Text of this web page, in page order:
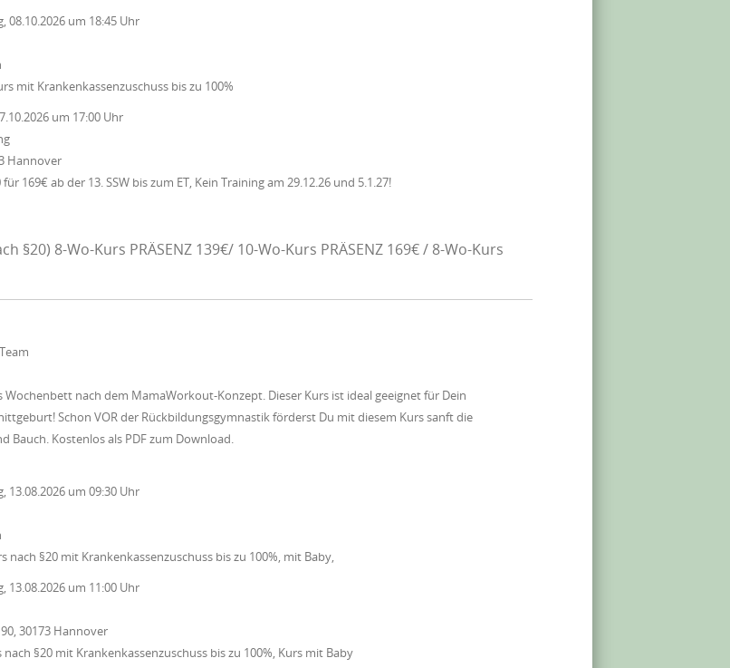
08.10.2026 um 18:45 Uhr
mit Krankenkassenzuschuss bis zu 100%
um 17:00 Uhr
Hannover
169€ ab der 13. SSW bis zum ET, Kein Training am 29.12.26 und 5.1.27!
8-Wo-Kurs PRÄSENZ 139€/ 10-Wo-Kurs PRÄSENZ 169€ / 8-Wo-Kurs
nach dem MamaWorkout-Konzept. Dieser Kurs ist ideal geeignet für Dein
Schon VOR der Rückbildungsgymnastik förderst Du mit diesem Kurs sanft die
Kostenlos als PDF zum Download.
13.08.2026 um 09:30 Uhr
§20 mit Krankenkassenzuschuss bis zu 100%, mit Baby,
13.08.2026 um 11:00 Uhr
30173 Hannover
§20 mit Krankenkassenzuschuss bis zu 100%, Kurs mit Baby